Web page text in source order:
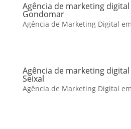
Agência de marketing
Gondomar
Agência de Marketing Digital
Agência de marketing
Seixal
Agência de Marketing Digital